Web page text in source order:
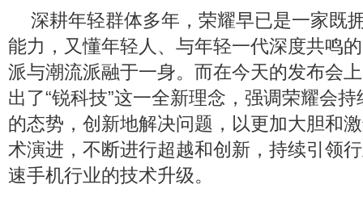
深耕年轻群体多年，荣耀早已是一家既
能力，又懂年轻人、与年轻一代深度共鸣
派与潮流派融于一身。而在今天的发布会
出了“锐科技”这一全新理念，强调荣耀会
的态势，创新地解决问题，以更加大胆和
术演进，不断进行超越和创新，持续引领
速手机行业的技术升级。